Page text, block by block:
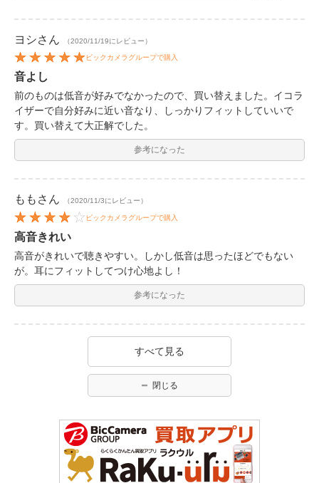
ヨシさん （2020/11/19にレビュー）
ビックカメラグループで購入
音よし
前のものは低音が好みでなかったので、買い替えました。イコラ
イザーで自分好みに近い音なり、しっかりフィットしていいで
す。買い替えて大正解でした。
参考になった
もも さん （2020/11/3にレビュー）
ビックカメラグループで購入
高音きれい
高音がきれいで聴きやすい。しかし低音は思ったほどでもない
が。耳にフィットしてつけ心地よし！
参考になった
すべて見る
閉じる